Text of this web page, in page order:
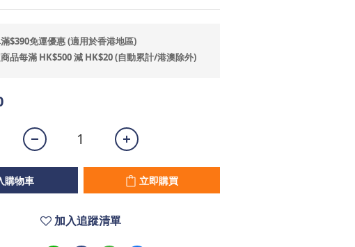
$390免運優惠 (適用於香港地區)
品每滿 HK$500 減 HK$20 (自動累計/港澳除外)
購物車 立即購買
加入追蹤清單